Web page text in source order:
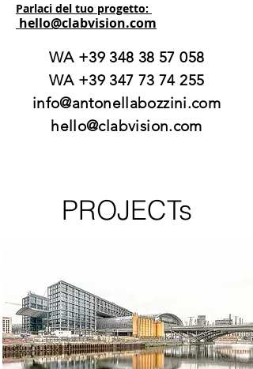
Parlaci del tuo progetto:
hello@clabvision.com
WA +39 348 38 57 058
WA +39 347 73 74 255
info@antonellabozzini.com
hello@clabvision.com
PROJECTs